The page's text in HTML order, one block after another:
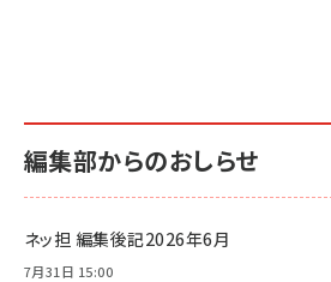
編集部からのおしらせ
ネッ担 編集後記2026年6月
7月31日 15:00